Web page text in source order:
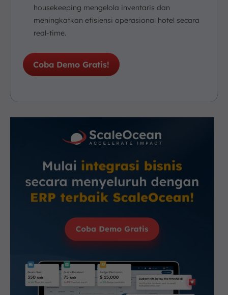
housekeeping mengelola inventaris dan
meningkatkan efisiensi operasional hotel secara
real-time.
Coba Demo Gratis!